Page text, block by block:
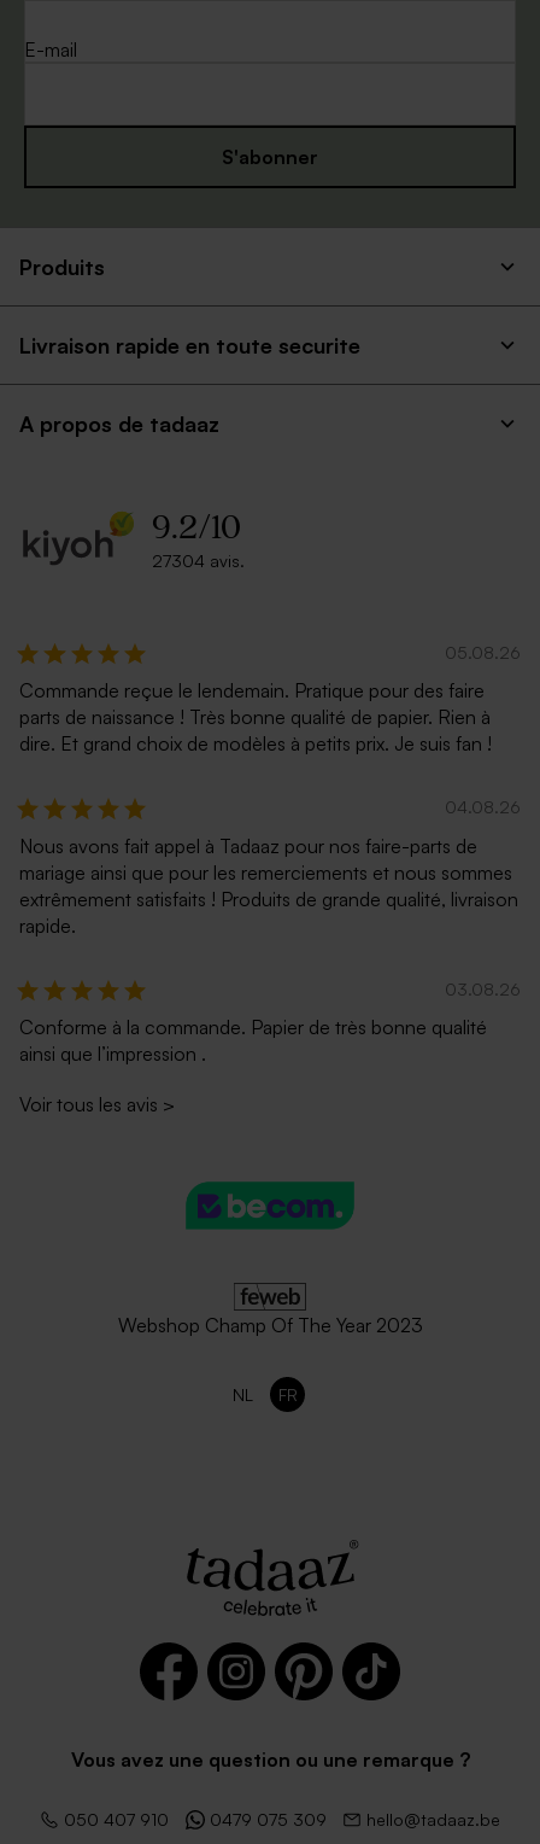
E-mail
S'abonner
Produits
Livraison rapide en toute securite
A propos de tadaaz
9.2/10
27304 avis.
05.08.26
Commande reçue le lendemain. Pratique pour des faire
parts de naissance ! Très bonne qualité de papier. Rien à
dire. Et grand choix de modèles à petits prix. Je suis fan !
04.08.26
Nous avons fait appel à Tadaaz pour nos faire-parts de
mariage ainsi que pour les remerciements et nous sommes
extrêmement satisfaits ! Produits de grande qualité, livraison
rapide.
03.08.26
Conforme à la commande. Papier de très bonne qualité
ainsi que l’impression .
Voir tous les avis >
Webshop Champ Of The Year 2023
NL FR
Vous avez une question ou une remarque ?
050 407 910 0479 075 309 hello@tadaaz.be